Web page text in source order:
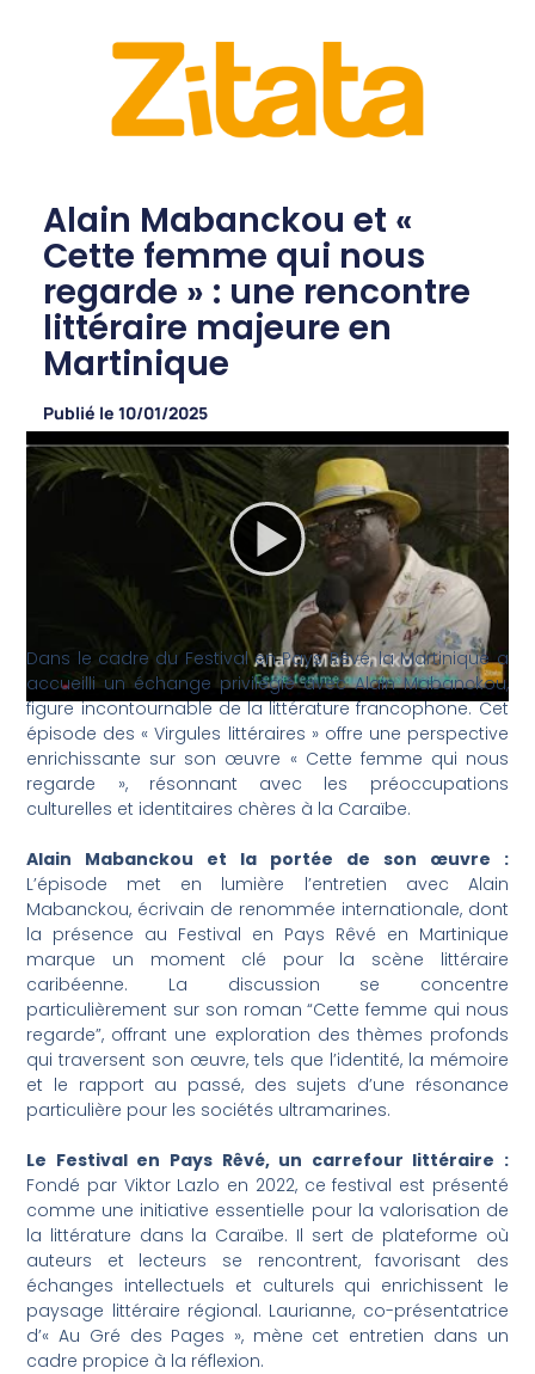
Alain Mabanckou et «
Cette femme qui nous
regarde » : une rencontre
littéraire majeure en
Martinique
Publié le 10/01/2025
Dans le cadre du Festival en Pays Rêvé, la Martinique a
accueilli un échange privilégié avec Alain Mabanckou,
figure incontournable de la littérature francophone. Cet
épisode des « Virgules littéraires » offre une perspective
enrichissante sur son œuvre « Cette femme qui nous
regarde », résonnant avec les préoccupations
culturelles et identitaires chères à la Caraïbe.
Alain Mabanckou et la portée de son œuvre :
L’épisode met en lumière l’entretien avec Alain
Mabanckou, écrivain de renommée internationale, dont
la présence au Festival en Pays Rêvé en Martinique
marque un moment clé pour la scène littéraire
caribéenne. La discussion se concentre
particulièrement sur son roman “Cette femme qui nous
regarde”, offrant une exploration des thèmes profonds
qui traversent son œuvre, tels que l’identité, la mémoire
et le rapport au passé, des sujets d’une résonance
particulière pour les sociétés ultramarines.
Le Festival en Pays Rêvé, un carrefour littéraire :
Fondé par Viktor Lazlo en 2022, ce festival est présenté
comme une initiative essentielle pour la valorisation de
la littérature dans la Caraïbe. Il sert de plateforme où
auteurs et lecteurs se rencontrent, favorisant des
échanges intellectuels et culturels qui enrichissent le
paysage littéraire régional. Laurianne, co-présentatrice
d’« Au Gré des Pages », mène cet entretien dans un
cadre propice à la réflexion.